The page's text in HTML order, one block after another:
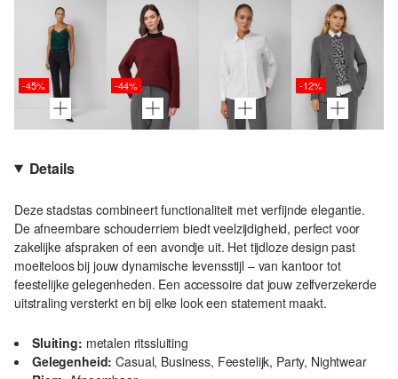
-45% -44% -12%
Details
Deze stadstas combineert functionaliteit met verfijnde elegantie.
De afneembare schouderriem biedt veelzijdigheid, perfect voor
zakelijke afspraken of een avondje uit. Het tijdloze design past
moeiteloos bij jouw dynamische levensstijl – van kantoor tot
feestelijke gelegenheden. Een accessoire dat jouw zelfverzekerde
uitstraling versterkt en bij elke look een statement maakt.
Sluiting: metalen ritssluiting
Gelegenheid: Casual, Business, Feestelijk, Party, Nightwear